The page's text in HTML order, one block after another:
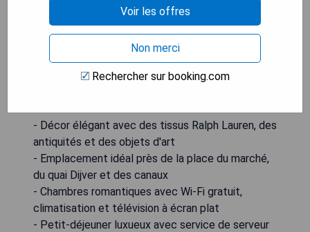
ouverte 24h/24, un garage privé et un service de
limousine exclusif. Le Groeningemuseum se
trouve à 250 mètres. La célèbre Rozenhoedkaai
est juste en face de l'hôtel et offre une vue
pittoresque. La gare de Bruges se trouve à 15
- Décor élégant avec des tissus Ralph Lauren, des
antiquités et des objets d'art
- Emplacement idéal près de la place du marché,
du quai Dijver et des canaux
- Chambres romantiques avec Wi-Fi gratuit,
climatisation et télévision à écran plat
- Petit-déjeuner luxueux avec service de serveur
Voir les offres
Non merci
Rechercher sur booking.com